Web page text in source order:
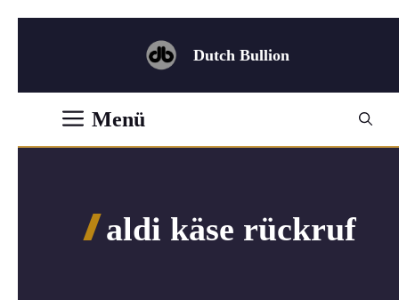
Dutch Bullion
Menü
aldi käse rückruf